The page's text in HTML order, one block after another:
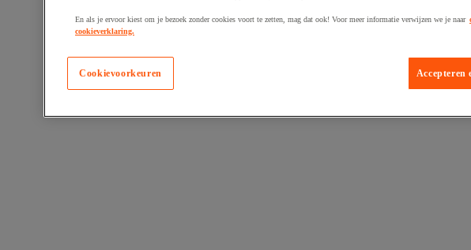
En als je ervoor kiest om je bezoek zonder cookies voort te zetten, mag dat ook! Voor meer informatie verwijzen we je naar
cookieverklaring.
Accepteren
Cookievoorkeuren